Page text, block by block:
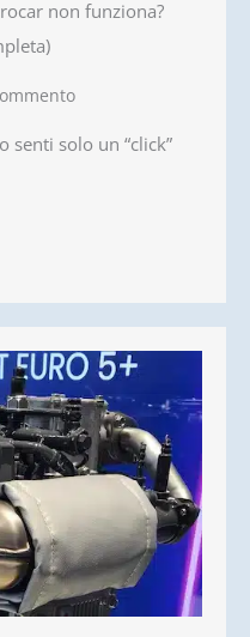
non funziona?
senti solo un “click”